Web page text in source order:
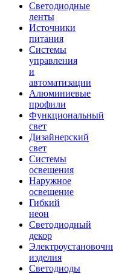
Светодиодные
ленты
Источники
питания
Системы
управления
и
автоматизации
Алюминиевые
профили
Функциональный
свет
Дизайнерский
свет
Системы
освещения
Наружное
освещение
Гибкий
неон
Светодиодный
декор
изделия
Светодиоды